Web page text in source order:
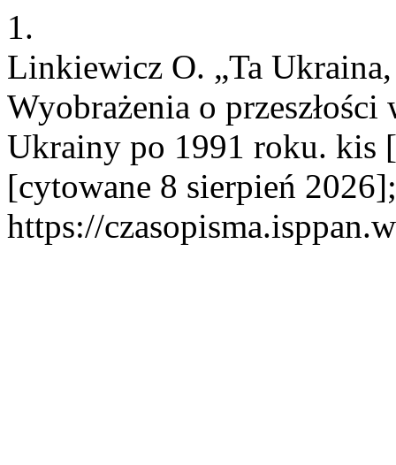
1.
Linkiewicz O. „Ta
Wyobrażenia o
Ukrainy po 1991 roku. kis
[cytowane 8 sierpień
https://